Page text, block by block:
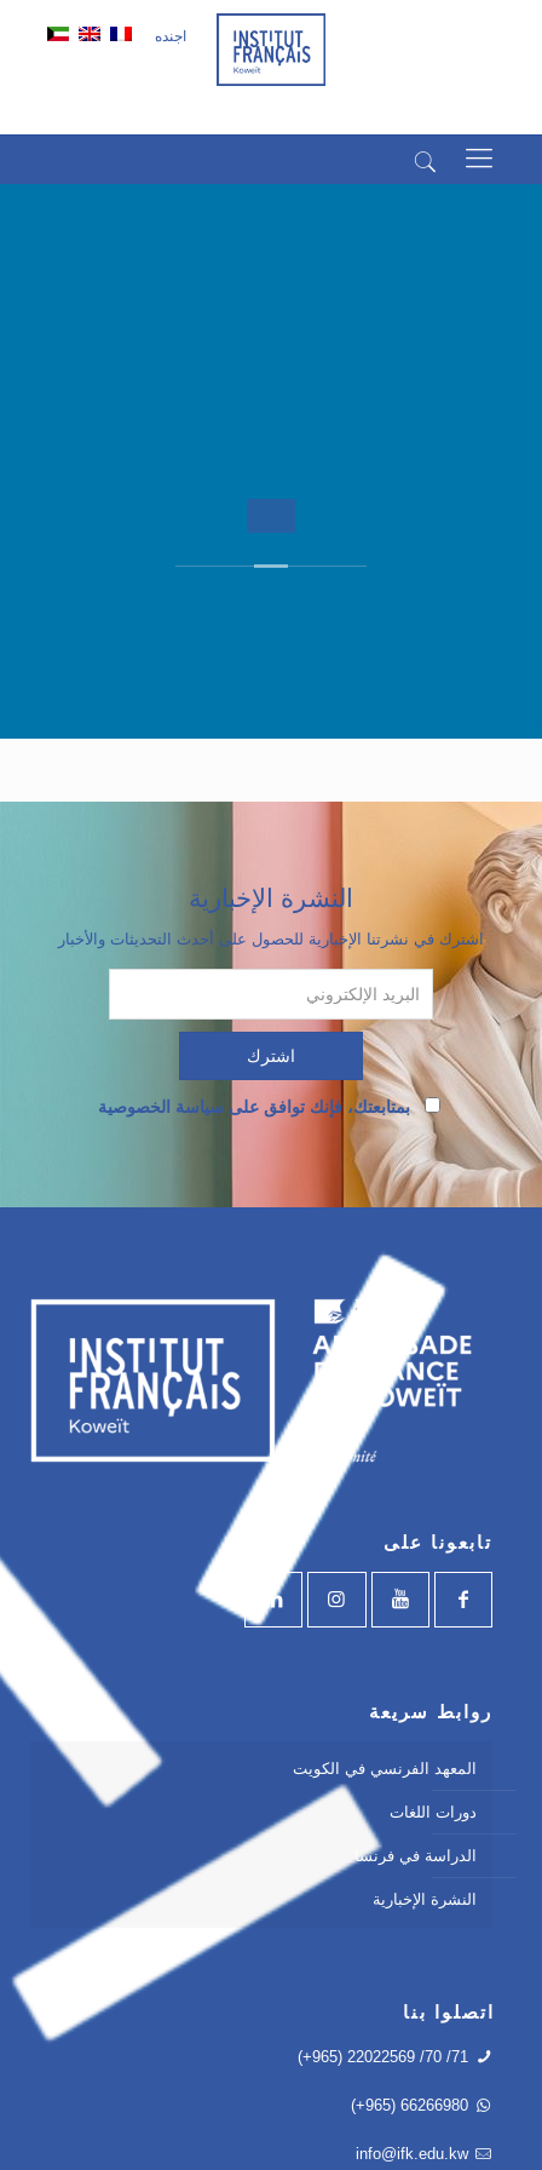
اجنده
النشرة الإخبارية
اشترك في نشرتنا الإخبارية للحصول على أحدث التحديثات والأخبار
بمتابعتك، فإنك توافق على سياسة الخصوصية
تابعونا على
روابط سريعة
المعهد الفرنسي في الكويت
دورات اللغات
الدراسة في فرنسا
النشرة الإخبارية
اتصلوا بنا
(+965) 22022569 /70 /71
(+965) 66266980
info@ifk.edu.kw